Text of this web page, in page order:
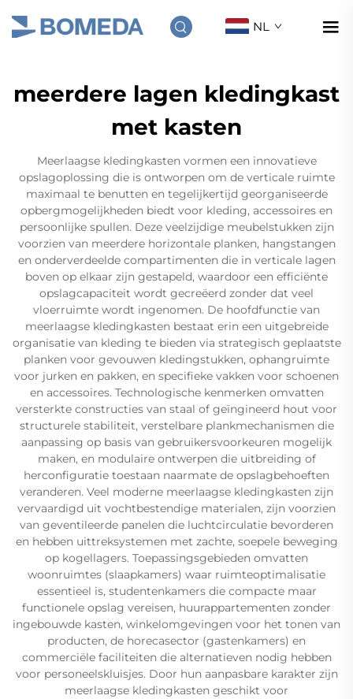
NL
meerdere lagen kledingkast
met kasten
Meerlaagse kledingkasten vormen een innovatieve
opslagoplossing die is ontworpen om de verticale ruimte
maximaal te benutten en tegelijkertijd georganiseerde
opbergmogelijkheden biedt voor kleding, accessoires en
persoonlijke spullen. Deze veelzijdige meubelstukken zijn
voorzien van meerdere horizontale planken, hangstangen
en onderverdeelde compartimenten die in verticale lagen
boven op elkaar zijn gestapeld, waardoor een efficiënte
opslagcapaciteit wordt gecreëerd zonder dat veel
vloerruimte wordt ingenomen. De hoofdfunctie van
meerlaagse kledingkasten bestaat erin een uitgebreide
organisatie van kleding te bieden via strategisch geplaatste
planken voor gevouwen kledingstukken, ophangruimte
voor jurken en pakken, en specifieke vakken voor schoenen
en accessoires. Technologische kenmerken omvatten
versterkte constructies van staal of geïngineerd hout voor
structurele stabiliteit, verstelbare plankmechanismen die
aanpassing op basis van gebruikersvoorkeuren mogelijk
maken, en modulaire ontwerpen die uitbreiding of
herconfiguratie toestaan naarmate de opslagbehoeften
veranderen. Veel moderne meerlaagse kledingkasten zijn
vervaardigd uit vochtbestendige materialen, zijn voorzien
van geventileerde panelen die luchtcirculatie bevorderen
en hebben uittreksystemen met zachte, soepele beweging
op kogellagers. Toepassingsgebieden omvatten
woonruimtes (slaapkamers) waar ruimteoptimalisatie
essentieel is, studentenkamers die compacte maar
functionele opslag vereisen, huurappartementen zonder
ingebouwde kasten, winkelomgevingen voor het tonen van
producten, de horecasector (gastenkamers) en
commerciële faciliteiten die alternatieven nodig hebben
voor personeelskluisjes. Door hun aanpasbare karakter zijn
meerlaagse kledingkasten geschikt voor